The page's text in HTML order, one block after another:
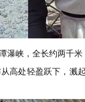
瀑峡，全长约两千
高处轻盈跃下，溅